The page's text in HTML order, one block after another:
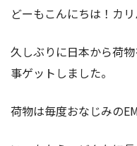
どーもこんにちは！カリ
久しぶりに日本から荷
事ゲットしました。
荷物は毎度おなじみの